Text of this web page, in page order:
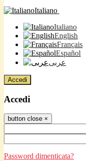
Italiano
Italiano
English
Français
Español
عربى
Accedi
Accedi
button close ×
Password dimenticata?